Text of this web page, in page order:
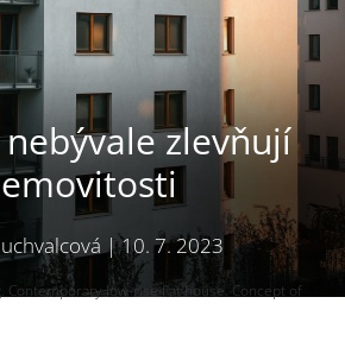
nebývale zlevňují
|10. 7. 2023
low-rise flat house. Concept of